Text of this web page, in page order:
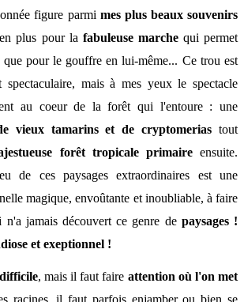
figure parmi mes plus beaux souvenirs
plus pour la fabuleuse marche qui permet
que pour le gouffre en lui-même... Ce trou est
spectaculaire, mais à mes yeux le spectacle
au coeur de la forêt qui l'entoure : une
vieux tamarins et de cryptomerias tout
forêt tropicale primaireensuite.
de ces paysages extraordinaires est une
magique, envoûtante et inoubliable, à faire
n'a jamais découvert ce genre de paysages !
et exeptionnel !
, mais il faut faire attention où l'on met
il faut parfois enjamber ou bien se